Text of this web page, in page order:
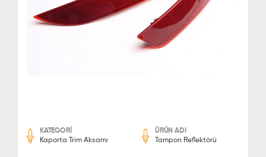
KATEGORİ
Kaporta Trim Aksamı
ÜRÜN ADI
Tampon Reflektörü